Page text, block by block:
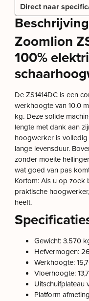
Direct naar
Beschrijving
Zoomlion
100%
De ZS1414DC is een
werkhoogte van 10.0
kg. Deze solide
lengte met dank aan
hoogwerker is
lange levensduur.
zonder moeite
wat goed van pas
Kortom: Als u op zoek
praktische
heeft.
Gewicht: 3.570
Hefvermogen:
Werkhoogte:
Vloerhoogte:
Uitschuifplateau
Platform